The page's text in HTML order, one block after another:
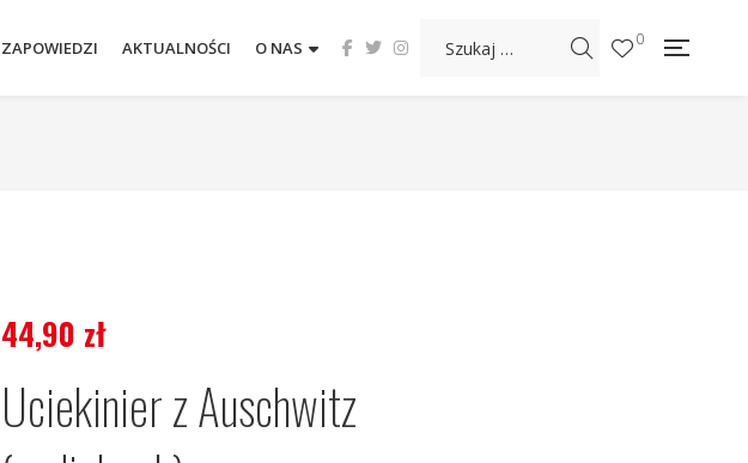
ZAPOWIEDZI AKTUALNOŚCI O NAS 0
44,90 zł
Uciekinier z Auschwitz